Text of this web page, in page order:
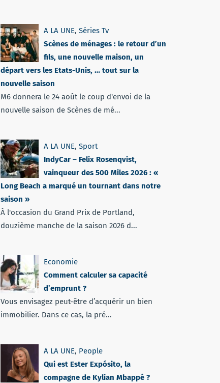
A LA UNE, Séries Tv
Scènes de ménages : le retour d’un
fils, une nouvelle maison, un
départ vers les Etats-Unis, … tout sur la
nouvelle saison
M6 donnera le 24 août le coup d'envoi de la
nouvelle saison de Scènes de mé...
A LA UNE, Sport
IndyCar – Felix Rosenqvist,
vainqueur des 500 Miles 2026 : «
Long Beach a marqué un tournant dans notre
saison »
À l'occasion du Grand Prix de Portland,
douzième manche de la saison 2026 d...
Economie
Comment calculer sa capacité
d’emprunt ?
Vous envisagez peut-être d’acquérir un bien
immobilier. Dans ce cas, la pré...
A LA UNE, People
Qui est Ester Expósito, la
compagne de Kylian Mbappé ?